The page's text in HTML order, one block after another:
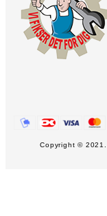
Copyright © 2021.